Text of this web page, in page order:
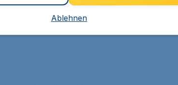
zusätzliches kostenloses Gepäckstück zu.
Ablehnen